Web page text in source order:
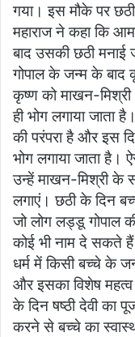
गया। इस मौके पर
महाराज ने कहा कि
बाद उसकी छठी
गोपाल के जन्म के बाद
कृष्ण को माखन-
ही भोग लगाया जाता
की परंपरा है और इस
भोग लगाया जाता
उन्हें माखन-मिश्री के
लगाएं। छठी के दिन
जो लोग लड्डू गोपाल
कोई भी नाम दे सकते
धर्म में किसी बच्चे के
और इसका विशेष
के दिन षष्ठी देवी का
करने से बच्चे का